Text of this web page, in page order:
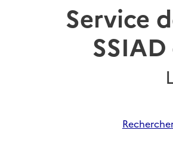
Service